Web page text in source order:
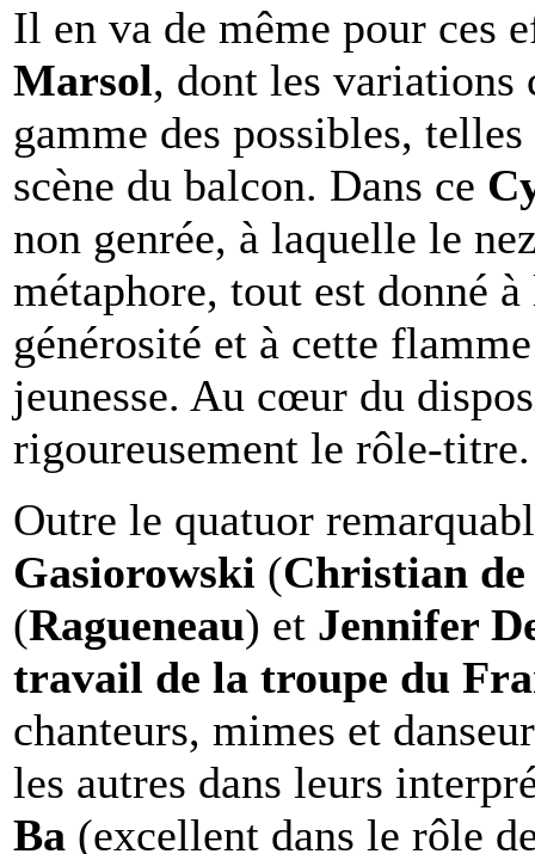
Il en va de même pour ces
Marsol, dont les variations
gamme des possibles,
scène du balcon. Dans ce
non genrée, à laquelle le
métaphore, tout est donné
générosité et à cette
jeunesse. Au cœur du
rigoureusement le rôle-titre.
Outre le quatuor
Gasiorowski (Christian
(Ragueneau) et Jennifer
travail de la troupe du
chanteurs, mimes et
les autres dans leurs
Ba (excellent dans le rôle